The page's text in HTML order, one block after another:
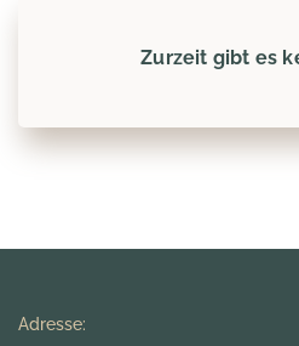
Zurzeit gibt es
Adresse: